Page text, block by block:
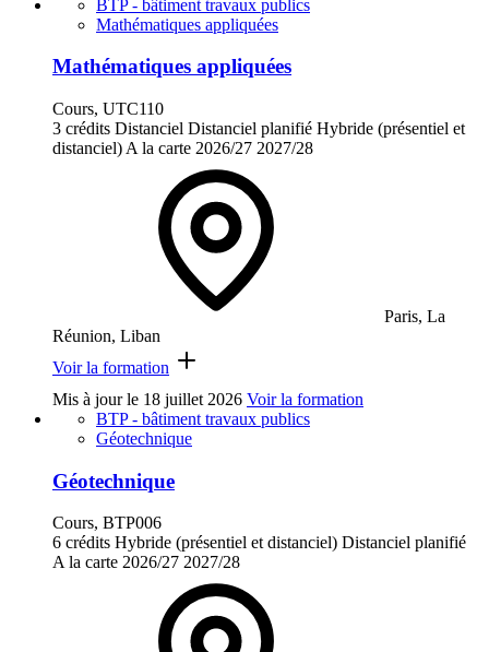
BTP - bâtiment travaux publics
Mathématiques appliquées
Mathématiques appliquées
Cours, UTC110
3 crédits Distanciel Distanciel planifié Hybride (présentiel et
distanciel) A la carte 2026/27 2027/28
Paris, La
Réunion, Liban
Voir la formation
Mis à jour le 18 juillet 2026 Voir la formation
BTP - bâtiment travaux publics
Géotechnique
Géotechnique
Cours, BTP006
6 crédits Hybride (présentiel et distanciel) Distanciel planifié
A la carte 2026/27 2027/28